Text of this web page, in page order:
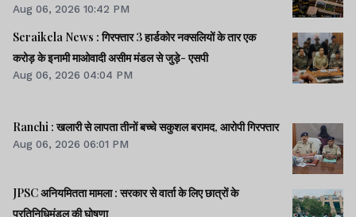
Aug 06, 2026 10:42 PM
Seraikela News : गिरफ्तार 3 हार्डकोर नक्सलियों के तार एक
करोड़ के इनामी माओवादी असीम मंडल से जुड़े- एसपी
Aug 06, 2026 04:04 PM
Ranchi : खलारी से लापता तीनों बच्चे सकुशल बरामद, आरोपी गिरफ्तार
Aug 06, 2026 06:01 PM
JPSC अनियमितता मामला : सरकार से वार्ता के लिए छात्रों के
प्रतिनिधिमंडल की घोषणा